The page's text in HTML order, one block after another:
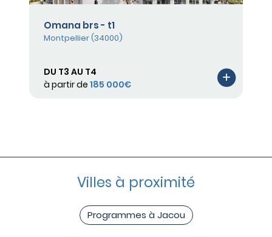
Omana brs - t1
Montpellier (34000)
DU T3 AU T4
à partir de 185 000€
Villes à proximité
Programmes à Jacou